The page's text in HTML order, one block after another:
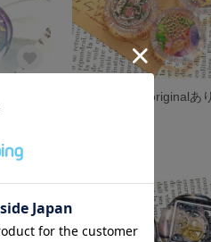
スタンプ28～originalあ